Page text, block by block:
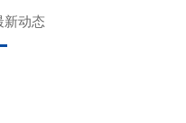
新动态